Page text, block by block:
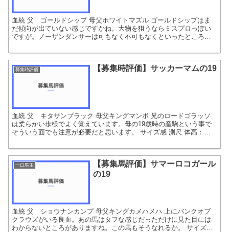
血統 父 ゴールドシップ 母父ホワイトマズル ゴールドシップはま
だ傾向が出ていない感じですかね。大物を狙うならミスプロっぽい
ですが。ノーザンダンサーは可もなく不可もなくといったところ。
募集時評価 【募集時評価】サッカーマムの19
血統 父 キタサンブラック 母父キングマンボ 兄のロードゴラッソ
は柔らかい歩様でよく覚えています。母の19歳時の産駒という事で
そういう面でも注意が必要だと思います。 サイズ感 測尺 体高：
一口馬主
【募集馬評価】サマーロコガール
の19
血統 父 ショウナンカンプ 母父キングカメハメハ 上にバンクオブ
クラウズがいる良血。あの馬はタフな感じだっただけに見た目には
わからないところがありますね。この馬もそうなれるか。 サイズ感